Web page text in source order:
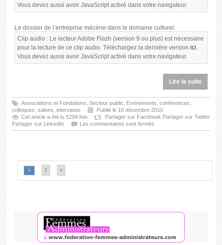
Vous devez aussi avoir JavaScript activé dans votre navigateur.
Le dossier de l’entreprise mécène dans le domaine culturel.
Clip audio : Le lecteur Adobe Flash (version 9 ou plus) est nécessaire
pour la lecture de ce clip audio. Téléchargez la dernière version ici
Vous devez aussi avoir JavaScript activé dans votre navigateur.
Lire la suite
Associations et Fondations Secteur public
Evénements, conférences,
colloques, salons, interviews
Publié le 10 décembre 2010
Cet article a été lu 5294 fois
Partager sur Facebook Partager sur Twitter
Partager sur LinkedIn
Les commentaires sont fermés
1 2 »